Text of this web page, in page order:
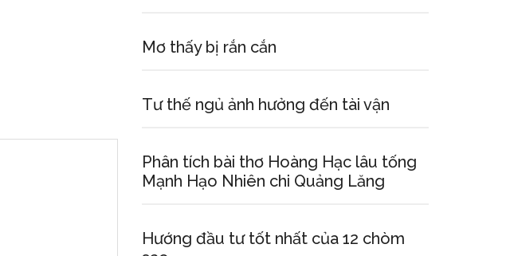
Mơ thấy bị rắn cắn
Tư thế ngủ ảnh hưởng đến tài vận
Phân tích bài thơ Hoàng Hạc lâu tống
Mạnh Hạo Nhiên chi Quảng Lăng
Hướng đầu tư tốt nhất của 12 chòm